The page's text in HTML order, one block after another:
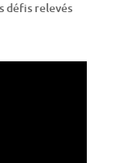
défis relevés